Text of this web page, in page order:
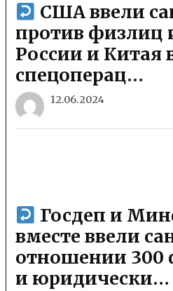
США ввели
против физлиц
России и Китая
спецоперац…
12.06.2024
Госдеп и
вместе ввели
отношении 300
и юридически…